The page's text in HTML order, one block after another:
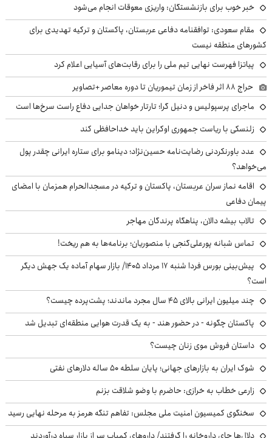
خبر خوب برای بازنشستگان: واریزی معوقات انجام می‌شود
مقام سعودی: توافقنامه دفاعی عربستان، پاکستان و ترکیه تهدیدی برای
کشورهای منطقه نیست
پیاتزا فهرست نهایی تیم ملی را برای رقابت‌های آسیایی اعلام کرد
حراج ۸۸ اثر فاخر از زمان تیموریان تا دوره معاصر +تصاویر
ماجرای پرسپولیس و دنیل گرا؛ تارتار خواهان جدایی دفاع راست سرخ‌ها است
زلنسکی با ریاست جمهوری اوکراین باید خداحافظی کند
عدد باورنکردنی رضایت‌نامه حسین‌نژاد؛ دینامو برای ستاره ایرانی چقدر پول
می‌خواهد؟
اقامه نماز سران عربستان، پاکستان و ترکیه در مسجدالحرام همزمان با امضای
پیمان دفاعی
تالاب بیشه دالان، پناهگاه پرندگان مهاجر
تماس شبانه پورعلی‌گنجی با منصوریان؛ برنامه‌ها به هم ریخت!
پیش‌بینی بورس فردا شنبه ۱۷ مرداد ۱۴۰۵/ بازار سهام آماده یک جهش دیگر
است؟
چند میلیون ایرانی بالای ۴۵ سال مجرد ماندند؛ پشت‌پرده چیست؟
پاکستان چگونه - در حضور هند - به یک قدرت هوایی منطقه‌ای تبدیل شد
داستان فروش موی زنان چیست؟
شوک ایران به بازارهای جهانی؛ پایان سلطه ۵۰ ساله دلارهای نفتی
زارعی خطاب به خرازی: حاضرم با وضو شلاقت بزنم
سخنگوی کمیسیون امنیت ملی مجلس: تفاهم تنگه هرمز به مرحله نهایی رسید